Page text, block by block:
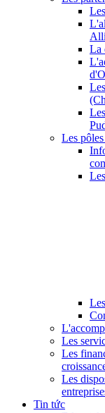
La
Les
Les
Les
Les
Tin tức